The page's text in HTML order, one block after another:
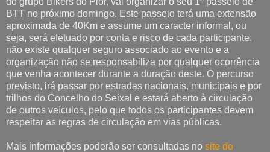
BTT no próximo domingo. Este passeio terá uma extensão
aproximada de 40Km e assume um caracter informal, ou
seja, será efetuado por conta e risco de cada participante,
não existe qualquer seguro associado ao evento e a
organização não se responsabiliza por qualquer ocorrência
que venha acontecer durante a duração deste. O percurso
previsto, irá passar por estradas nacionais, municipais e por
trilhos do Concelho do Seixal e estará aberto à circulação
de outros veículos, pelo que todos os participantes devem
respeitar as regras de circulação em vias públicas.
Mais informações poderão ser consultadas no site do